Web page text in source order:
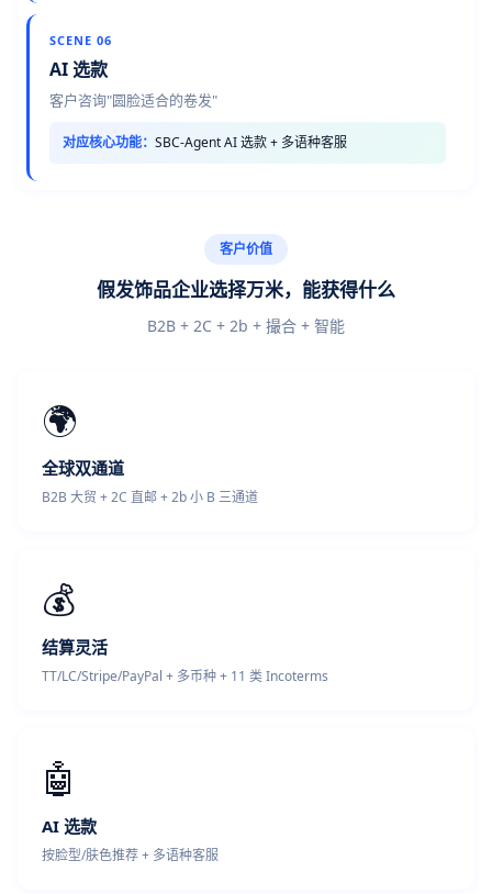
SCENE 06
AI 选款
客户咨询"圆脸适合的卷发"
对应核心功能： SBC-Agent AI 选款 + 多语种客服
客户价值
假发饰品企业选择万米，能获得什么
B2B + 2C + 2b + 撮合 + 智能
🌍
全球双通道
B2B 大贸 + 2C 直邮 + 2b 小 B 三通道
💰
结算灵活
TT/LC/Stripe/PayPal + 多币种 + 11 类 Incoterms
🤖
AI 选款
按脸型/肤色推荐 + 多语种客服